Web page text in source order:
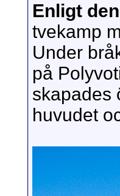
Enligt
tvekamp
Under
på
skapades
huvudet